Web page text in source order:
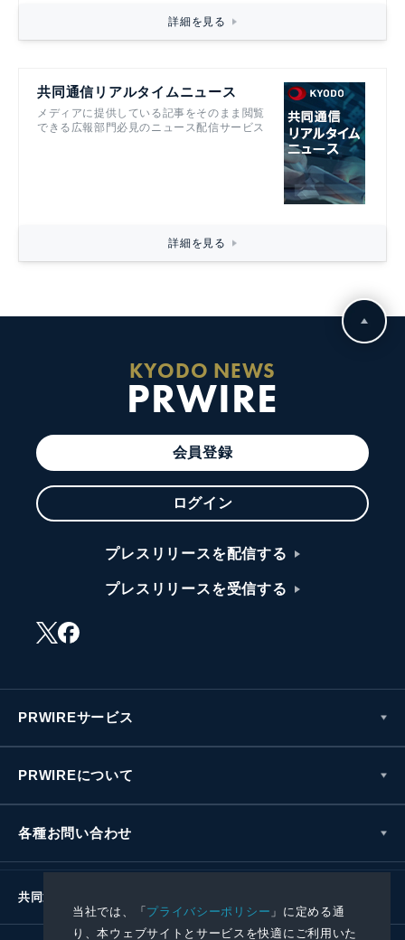
当社では、「プライバシーポリシー 」に定める通
り、本ウェブサイトとサービスを快適にご利用いた
詳細を見る
共同通信リアルタイムニュース
メディアに提供している記事をそのまま閲覧
できる広報部門必見のニュース配信サービス
詳細を見る
KYODO NEWS
PRWIRE
会員登録
ログイン
プレスリリースを配信する
プレスリリースを受信する
PRWIREサービス
PRWIREについて
各種お問い合わせ
共同通信社グループ